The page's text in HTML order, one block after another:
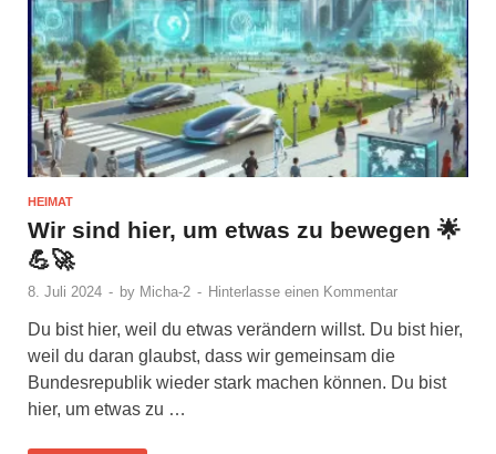
HEIMAT
Wir sind hier, um etwas zu bewegen 🌟
💪🚀
8. Juli 2024 - by Micha-2 - Hinterlasse einen Kommentar
Du bist hier, weil du etwas verändern willst. Du bist hier,
weil du daran glaubst, dass wir gemeinsam die
Bundesrepublik wieder stark machen können. Du bist
hier, um etwas zu …